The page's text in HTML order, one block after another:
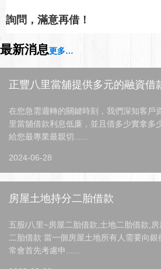
詢問，滿意再借！
最新消息更多…
正豐八里當舖提供多元的融資借
在您急需週轉的關鍵時刻，我們深知客戶
里當舖借款利息低廉，並且借多少實拿多
給您最專業最親切......
2024-06-28
房屋土地持分二胎借款
五股/八里~房屋二胎借款,土地二胎借款,
二胎借款 當一個房屋土地所有人需要向
常會首先考慮申......